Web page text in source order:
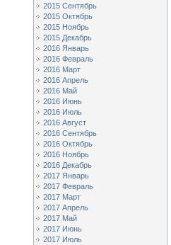
2015 Сентябрь
2015 Октябрь
2015 Ноябрь
2015 Декабрь
2016 Январь
2016 Февраль
2016 Март
2016 Апрель
2016 Май
2016 Июнь
2016 Июль
2016 Август
2016 Сентябрь
2016 Октябрь
2016 Ноябрь
2016 Декабрь
2017 Январь
2017 Февраль
2017 Март
2017 Апрель
2017 Май
2017 Июнь
2017 Июль